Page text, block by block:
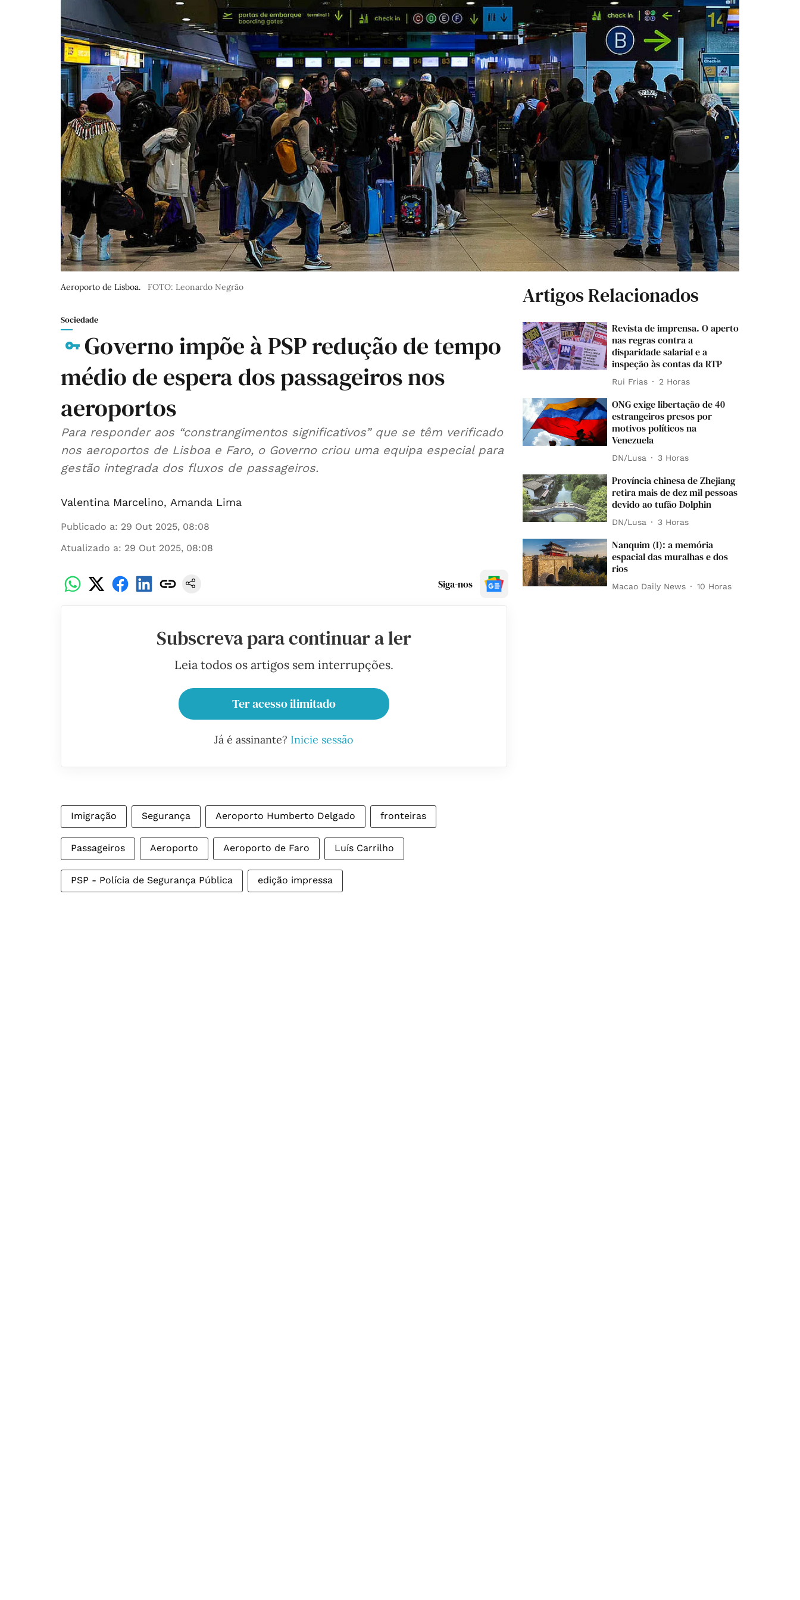
Aeroporto de Lisboa. FOTO: Leonardo Negrão
Sociedade
Governo impõe à PSP redução de tempo
médio de espera dos passageiros nos
aeroportos
Para responder aos “constrangimentos significativos” que se têm verificado
nos aeroportos de Lisboa e Faro, o Governo criou uma equipa especial para
gestão integrada dos fluxos de passageiros.
Valentina Marcelino, Amanda Lima
Publicado a: 29 Out 2025, 08:08
Atualizado a: 29 Out 2025, 08:08
Siga-nos
Subscreva para continuar a ler
Leia todos os artigos sem interrupções.
Ter acesso ilimitado
Já é assinante? Inicie sessão
Imigração Segurança Aeroporto Humberto Delgado fronteiras
Passageiros Aeroporto Aeroporto de Faro Luís Carrilho
PSP - Polícia de Segurança Pública edição impressa
Artigos Relacionados
Revista de imprensa. O aperto
nas regras contra a
disparidade salarial e a
inspeção às contas da RTP
Rui Frias 2 Horas
ONG exige libertação de 40
estrangeiros presos por
motivos políticos na
Venezuela
DN/Lusa 3 Horas
Província chinesa de Zhejiang
retira mais de dez mil pessoas
devido ao tufão Dolphin
DN/Lusa 3 Horas
Nanquim (I): a memória
espacial das muralhas e dos
rios
Macao Daily News 10 Horas